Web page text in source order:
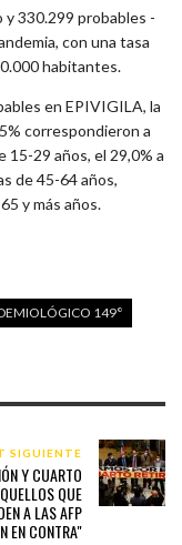
330.299 probables -
con una tasa
habitantes.
en EPIVIGILA, la
correspondieron a
15-29 años, el 29,0% a
de 45-64 años,
y más años.
149°
SIGUIENTE
Y CUARTO
QUE
A LAS AFP
EN CONTRA"